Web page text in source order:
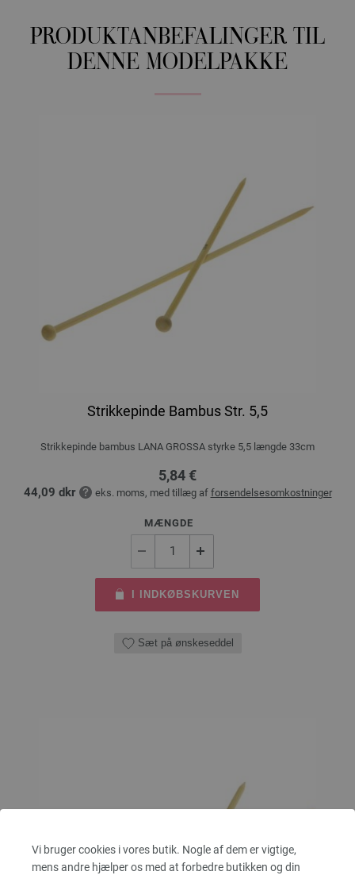
Vi bruger cookies i vores butik. Nogle af dem er vigtige,
mens andre hjælper os med at forbedre butikken og din
PRODUKTANBEFALINGER TIL
DENNE MODELPAKKE
Strikkepinde Bambus Str. 5,5
Strikkepinde bambus LANA GROSSA styrke 5,5 længde 33cm
5,84 €
44,09 dkr eks. moms, med tillæg af forsendelsesomkostninger
MÆNGDE
I INDKØBSKURVEN
Sæt på ønskeseddel